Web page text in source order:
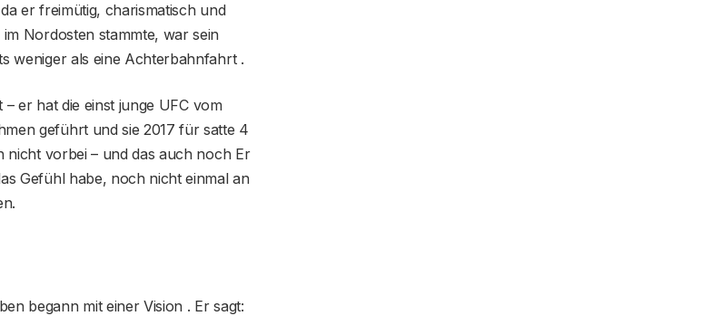
er freimütig, charismatisch und
Nordosten stammte, war sein
weniger als eine Achterbahnfahrt .
er hat die einst junge UFC vom
geführt und sie 2017 für satte 4
vorbei – und das auch noch Er
Gefühl habe, noch nicht einmal an
begann mit einer Vision . Er sagt: